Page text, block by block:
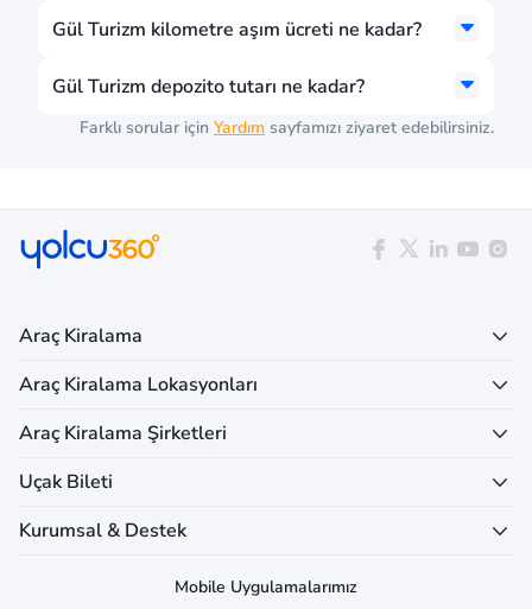
Gül Turizm kilometre aşım ücreti ne kadar?
Gül Turizm depozito tutarı ne kadar?
Farklı sorular için Yardım sayfamızı ziyaret edebilirsiniz.
Araç Kiralama
Araç Kiralama Lokasyonları
Araç Kiralama Şirketleri
Uçak Bileti
Kurumsal & Destek
Mobile Uygulamalarımız